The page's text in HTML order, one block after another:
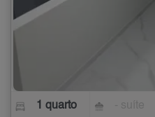
1 quarto